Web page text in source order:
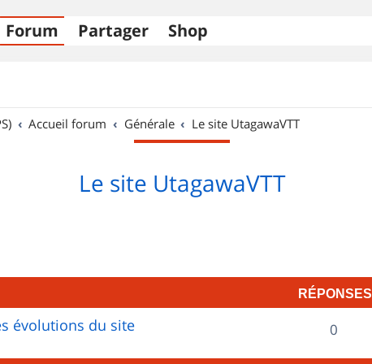
Forum Partager Shop
Accueil forum Générale Le site UtagawaVTT
Le site UtagawaVTT
RÉPONSES
évolutions du site 0R
é